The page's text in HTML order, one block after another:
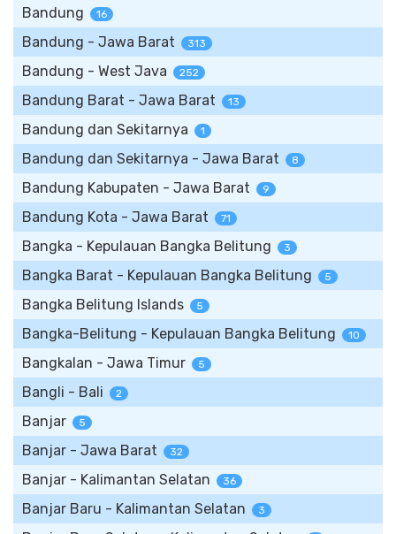
Bandung 16
Bandung - Jawa Barat 313
Bandung - West Java 252
Bandung Barat - Jawa Barat 13
Bandung dan Sekitarnya 1
Bandung dan Sekitarnya - Jawa Barat 8
Bandung Kabupaten - Jawa Barat 9
Bandung Kota - Jawa Barat 71
Bangka - Kepulauan Bangka Belitung 3
Bangka Barat - Kepulauan Bangka Belitung 5
Bangka Belitung Islands 5
Bangka-Belitung - Kepulauan Bangka Belitung 10
Bangkalan - Jawa Timur 5
Bangli - Bali 2
Banjar 5
Banjar - Jawa Barat 32
Banjar - Kalimantan Selatan 36
Banjar Baru - Kalimantan Selatan 3